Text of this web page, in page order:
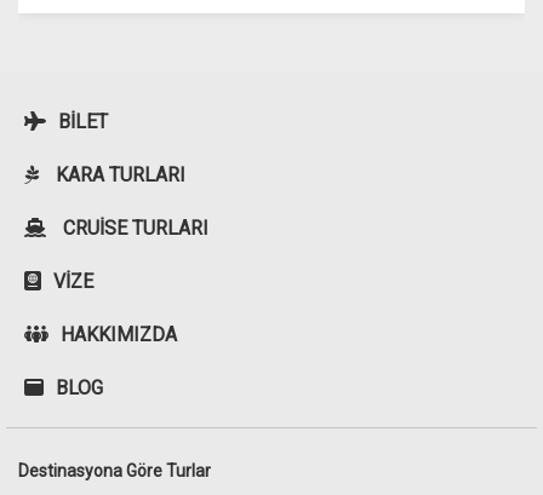
BILET
KARA TURLARI
CRUISE TURLARI
VIZE
HAKKIMIZDA
BLOG
Destinasyona Göre Turlar